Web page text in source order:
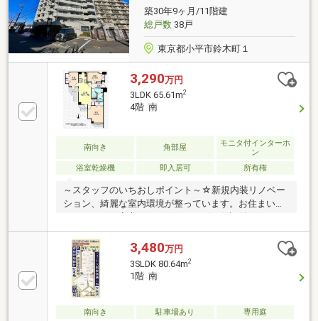
としても利用が可能です！○キッチンは広々としたオ
ープンキッチンで快適利用可能！
築30年9ヶ月/11階建
総戸数38戸
東京都小平市鈴木町１
3,290万円
3LDK 65.61m2
4階 南
南向き 角部屋
モニタ付インターホ
ン
浴室乾燥機
即入居可 所有権
～スタッフのいちおしポイント～☆新規内装リノベー
ション、綺麗な室内環境が整っています。お住まいに
なってからも安心なアフターサービス保証付き ■シス
テムキッチン新規交換（食洗機付き） ■浴室新規交換
■洗面化粧台新規交換 ■トイレ新規交換 ■建具新規交換
■フローリング張替 ■クロス張替 ■ルームクリーニン
グ 他
3,480万円
3SLDK 80.64m2
1階 南
南向き 駐車場あり
専用庭